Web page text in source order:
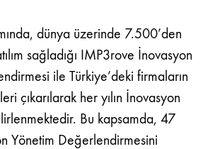
dünya üzerinde 7.500’den
sağladığı IMP3rove İnovasyon
ile Türkiye’deki firmaların
çıkarılarak her yılın İnovasyon
Bu kapsamda, 47
Yönetim Değerlendirmesini